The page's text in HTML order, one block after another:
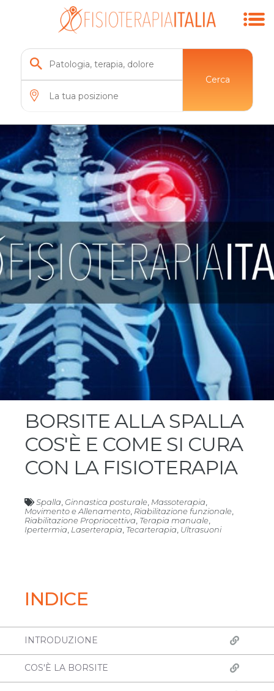
Cerca
BORSITE ALLA SPALLA
COS'È E COME SI CURA
CON LA FISIOTERAPIA
Spalla Ginnastica posturale Massoterapia
Movimento e Allenamento Riabilitazione funzionale
Riabilitazione Propriocettiva Terapia manuale
Ipertermia Laserterapia Tecarterapia Ultrasuoni
INDICE
INTRODUZIONE
COS'È LA BORSITE